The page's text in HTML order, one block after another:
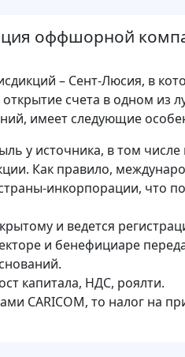
оффшорной
– Сент-Люсия, в
счета в одном из
имеет следующие
у источника, в том
Как правило,
инкорпорации, что
и ведется
и бенефициаре
капитала, НДС, роялти.
CARICOM, то налог на